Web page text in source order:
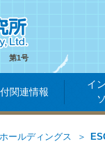
第1号
関連情報
イ
ールディングス